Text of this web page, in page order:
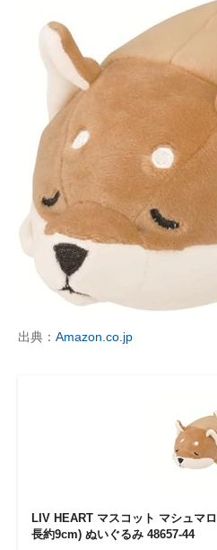
出典： Amazon.co.jp
LIV HEART マスコット マシュマ
長約9cm) ぬいぐるみ 48657-44